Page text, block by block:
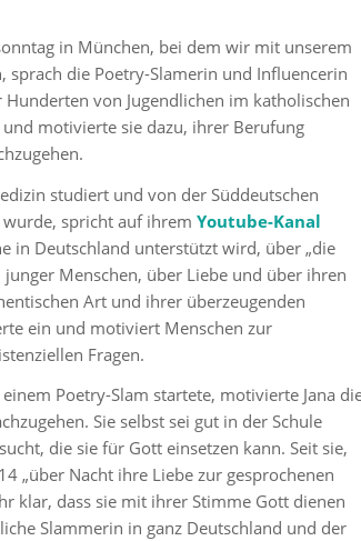
in München, bei dem wir mit unserem
die Poetry-Slamerin und Influencerin
von Jugendlichen im katholischen
motivierte sie dazu, ihrer Berufung
studiert und von der Süddeutschen
spricht auf ihrem Youtube-Kanal
in Deutschland unterstützt wird, über „die
Menschen, über Liebe und über ihren
Art und ihrer überzeugenden
ein und motiviert Menschen zur
Fragen.
Poetry-Slam startete, motivierte Jana
Sie selbst sei gut in der Schule
die sie für Gott einsetzen kann. Seit sie,
„über Nacht ihre Liebe zur gesprochenen
klar, dass sie mit ihrer Stimme Gott dienen
Slammerin in ganz Deutschland und der